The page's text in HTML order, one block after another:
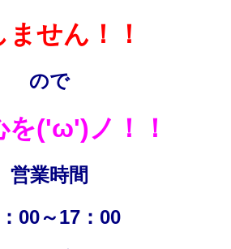
ません！！
ので
を('ω')ノ！！
営業時間
00～17：00